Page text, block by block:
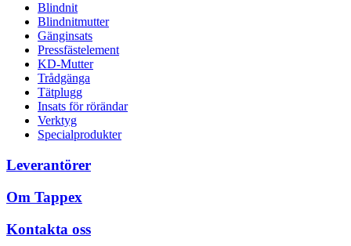
Blindnit
Blindnitmutter
Gänginsats
Pressfästelement
KD-Mutter
Trådgänga
Tätplugg
Insats för rörändar
Verktyg
Specialprodukter
Leverantörer
Om Tappex
Kontakta oss